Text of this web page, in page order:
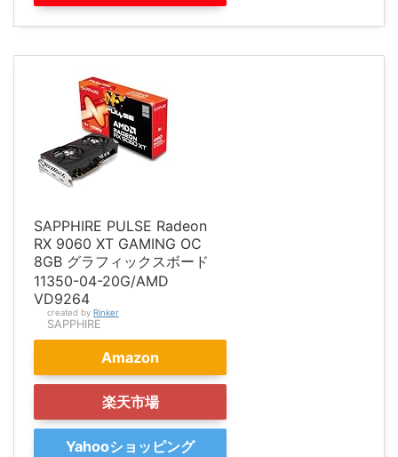
SAPPHIRE PULSE Radeon
RX 9060 XT GAMING OC
8GB グラフィックスボード
11350-04-20G/AMD
VD9264
created by Rinker
SAPPHIRE
Amazon
楽天市場
Yahooショッピング